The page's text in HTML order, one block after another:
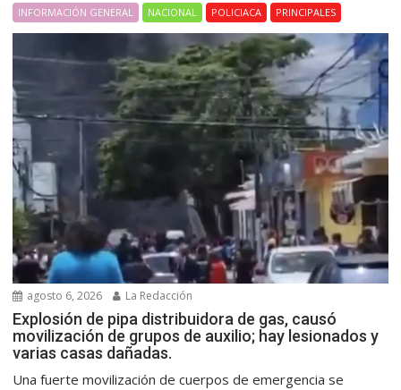
INFORMACIÓN GENERAL NACIONAL POLICIACA PRINCIPALES
agosto 6, 2026 La Redacción
Explosión de pipa distribuidora de gas, causó
movilización de grupos de auxilio; hay lesionados y
varias casas dañadas.
Una fuerte movilización de cuerpos de emergencia se